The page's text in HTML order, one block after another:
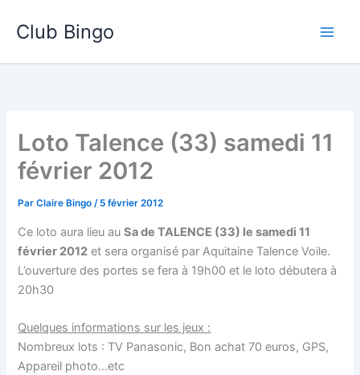
Club Bingo
Loto Talence (33) samedi 11
février 2012
ParClaire Bingo/ 5 février 2012
Ce loto aura lieu auSa de TALENCE (33) le samedi 11
février 2012 et sera organisé par Aquitaine Talence Voile.
L’ouverture des portes se fera à 19h00 et le loto débutera à
20h30
Quelques informations sur les jeux :
Nombreux lots : TV Panasonic, Bon achat 70 euros, GPS,
Appareil photo…etc